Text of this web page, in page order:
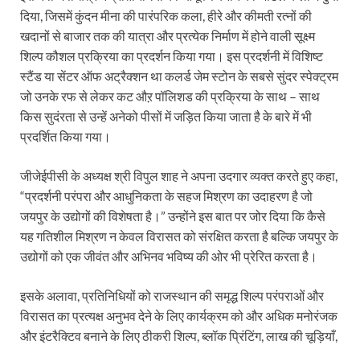
दिया, जिसमें कुंदन मीना की पारंपरिक कला, हीरे और कीमती रत्नों की
खदानों से बाजार तक की यात्रा और प्रत्येक निर्माण में होने वाली सूक्ष्म
शिल्प कौशल प्रक्रिया का प्रदर्शन किया गया। इस प्रदर्शनी में विशिष्ट
स्टैंड या सेंटर ऑफ अट्रैक्शन था कलर्ड जेम स्टोन के सबसे सुंदर स्पेक्ट्रम
जो उनके रफ से लेकर कट औऱ पॉलिशड की प्रक्रिया के साथ – साथ
किस सुदंरता से उन्हें अनेको पीसों में जड़ित किया जाता है के बारे में भी
प्रदर्शित किया गया।
जीजेईपीसी के अध्यक्ष श्री विपुल शाह ने अपना उदगार व्यक्त करते हुए कहा,
“प्रदर्शनी परंपरा और आधुनिकता के सहज मिश्रण का उदाहरण है जो
जयपुर के उद्योगों की विशेषता है।” उन्होंने इस बात पर जोर दिया कि कैसे
यह गतिशील मिश्रण न केवल विरासत को संरक्षित करता है बल्कि जयपुर के
उद्योगों को एक जीवंत और अभिनव भविष्य की ओर भी प्रेरित करता है।
इसके अलावा, प्रतिनिधियों को राजस्थान की समृद्ध शिल्प परंपराओं और
विरासत का प्रत्यक्ष अनुभव देने के लिए कार्यक्रम को और अधिक मनोरंजक
और इंटरैक्टिव बनाने के लिए ठीकरी शिल्प, ब्लॉक प्रिंटिंग, लाख की चूड़ियाँ,